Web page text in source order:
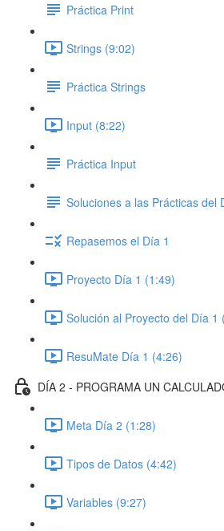
Práctica Print
Strings (9:02)
Práctica Strings
Input (8:22)
Práctica Input
Soluciones a las Prácticas del
Repasemos el Día 1
Proyecto Día 1 (1:49)
Solución al Proyecto del Día 1
ResuMate Día 1 (4:26)
DÍA 2 - PROGRAMA UN
Meta Día 2 (1:28)
Tipos de Datos (4:42)
Variables (9:27)